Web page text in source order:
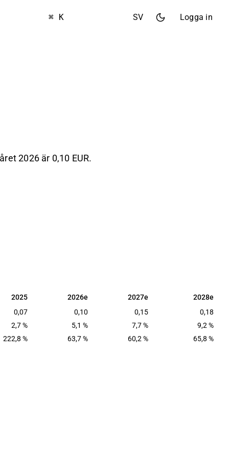
⌘ K SV Logga in
2026 är 0,10 EUR.
2025 2026e 2027e 2028e
2025 2026e 2027e
2028e
0,07 0,10 0,15
0,18
2,7 % 5,1 % 7,7 %
9,2 %
222,8 % 63,7 % 60,2 % 65,8 %